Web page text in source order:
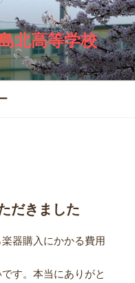
北高等学校
だきました
器購入にかかる費用
す。本当にありがと